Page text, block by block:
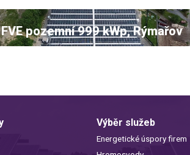
FVE pozemní 999 kWp, Rýmařov
Výběr služeb
Energetické úspory firem